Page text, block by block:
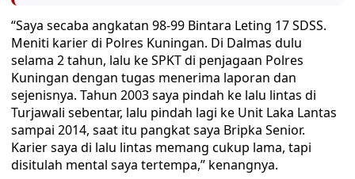
“Saya secaba angkatan 98-99 Bintara Leting 17 SDSS.
Meniti karier di Polres Kuningan. Di Dalmas dulu
selama 2 tahun, lalu ke SPKT di penjagaan Polres
Kuningan dengan tugas menerima laporan dan
sejenisnya. Tahun 2003 saya pindah ke lalu lintas di
Turjawali sebentar, lalu pindah lagi ke Unit Laka Lantas
sampai 2014, saat itu pangkat saya Bripka Senior.
Karier saya di lalu lintas memang cukup lama, tapi
disitulah mental saya tertempa,” kenangnya.